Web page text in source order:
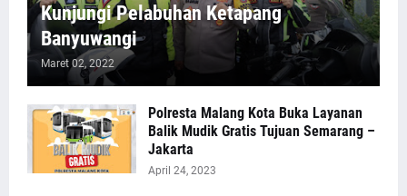
Kunjungi Pelabuhan Ketapang
Banyuwangi
Maret 02, 2022
Polresta Malang Kota Buka Layanan
Balik Mudik Gratis Tujuan Semarang –
Jakarta
April 24, 2023